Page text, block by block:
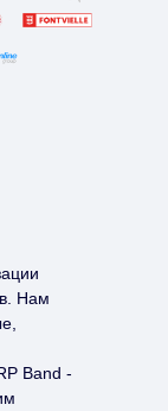
Нам
Band -